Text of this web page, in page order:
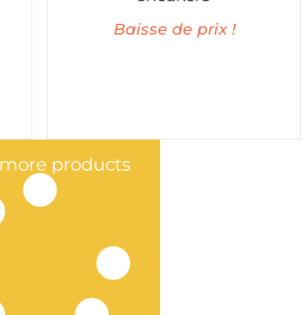
Baisse de prix !
products